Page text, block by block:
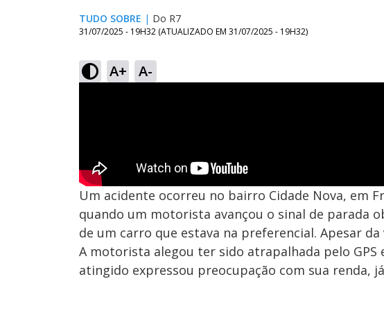
TUDO SOBRE | Do R7
31/07/2025 - 19H32 (ATUALIZADO EM 31/07/2025 - 19H32)
A+ A-
Um acidente ocorreu no bairro Cidade Nova, em
quando um motorista avançou o sinal de parada
de um carro que estava na preferencial. Apesar
A motorista alegou ter sido atrapalhada pelo
atingido expressou preocupação com sua renda,